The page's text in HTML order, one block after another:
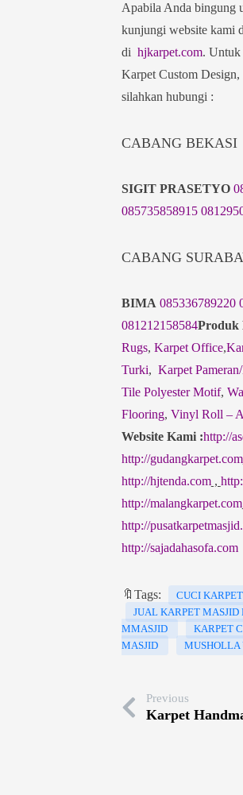
Apabila Anda bingung
kunjungi website kami
di hjkarpet.com. Untuk
Karpet Custom
silahkan hubungi :
CABANG BEKASI
SIGIT PRASETYO
085735858915
CABANG
BIMA 085336789220
081212158584Produk
Rugs, Karpet Office,
Turki, Karpet
Tile Polyester Motif,
Flooring, Vinyl Roll –
Website Kami :http://
http://gudangkarpet.com
http://hjtenda.com,
http://malangkarpet.com
http://
http://sajadahasofa.com
🔖Tags: CUCI KARPET
JUAL KARPET
MMASJID
KARPET
MASJID
MUSHOLLA
Previous
Karpet